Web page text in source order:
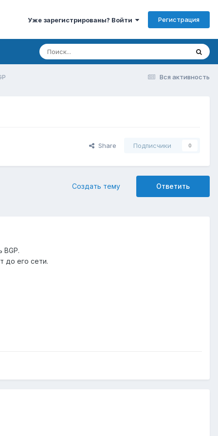
Уже зарегистрированы? Войти Регистрация
Вся активность
Share Подписчики 0
Ответить
Создать тему
до его сети.